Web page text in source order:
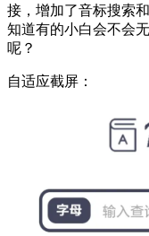
接，增加了音标搜索
知道有的小白会不会
呢？
自适应截屏：